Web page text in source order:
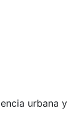
urbana y